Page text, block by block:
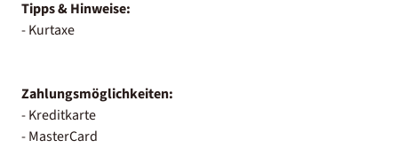
Tipps & Hinweise:
- Kurtaxe
Zahlungsmöglichkeiten:
- Kreditkarte
- MasterCard